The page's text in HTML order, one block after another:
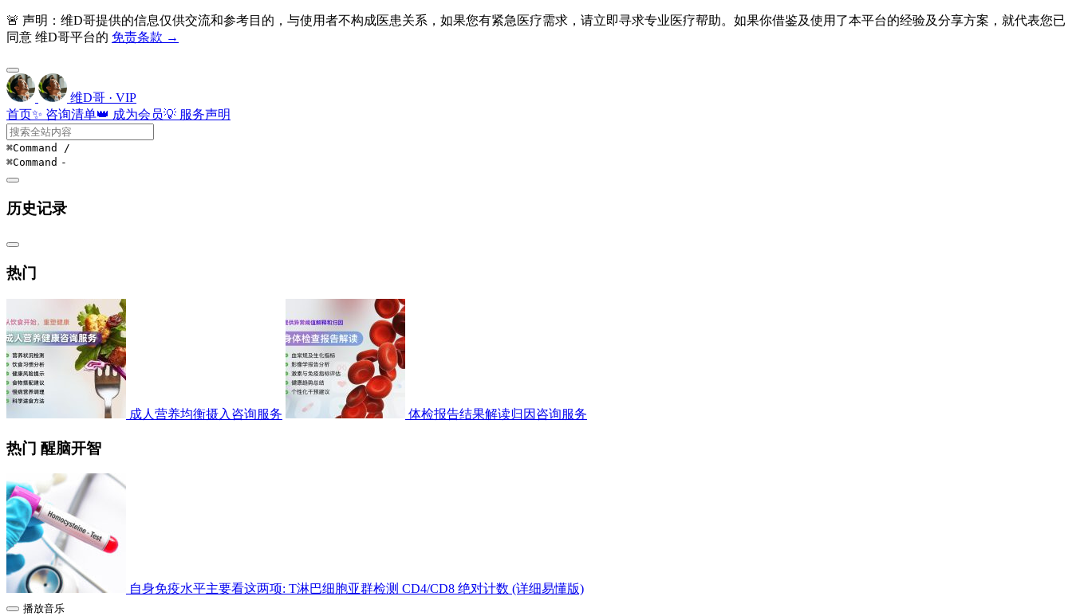
🚨 声明：维D哥提供的信息仅供交流和参考目的，与使用者不构成医患关系，如果您有紧急医疗需求，请立即寻求专业医疗帮助。如果你借鉴及使用了本平台的经验及分享方案，就代表您已
同意 维D哥平台的 免责条款 →
维D哥 · VIP
首页✨ 咨询清单👑 成为会员💡 服务声明
⌘Command /
⌘Command -
历史记录
热门
成人营养均衡摄入咨询服务 体检报告结果解读归因咨询服务
热门 醒脑开智
自身免疫水平主要看这两项: T淋巴细胞亚群检测 CD4/CD8 绝对计数 (详细易懂版)
播放音乐